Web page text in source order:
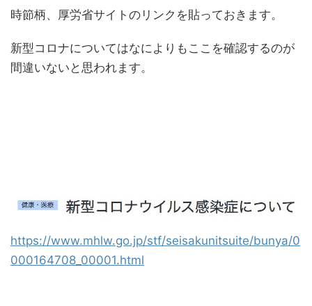
時節柄、厚労省サイトのリンクを貼っておきます。
新型コロナについてはなによりもここを確認するのが
間違いないと思われます。
https://www.mhlw.go.jp/stf/seisakunitsuite/bunya/0
000164708_00001.html